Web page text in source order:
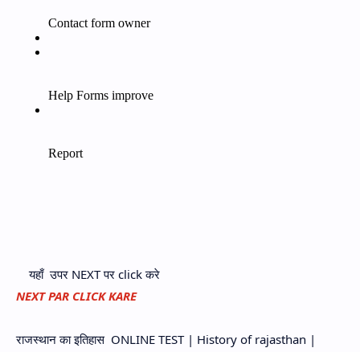
यहाँ उपर NEXT पर click करे
NEXT PAR CLICK KARE
राजस्थान का इतिहास ONLINE TEST | History of rajasthan |